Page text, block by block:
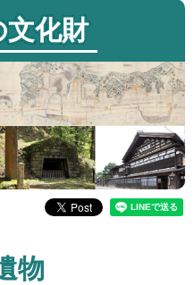
文化財
物